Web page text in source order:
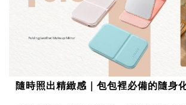
隨時照出精緻感｜包包裡必備的隨身